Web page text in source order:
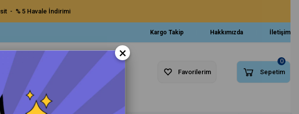
- % 5 Havale İndirimi
Kargo Takip Hakkımızda İletişim
Sepetim
0
Favorilerim
×